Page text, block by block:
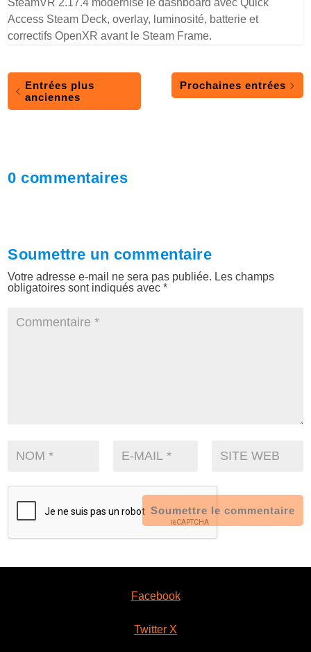
SteamVR 2.17.4 modernise le dashboard avec Quick
Access Steam Deck, overlay, luminosité, batterie et
correctifs OpenXR avant le Steam Frame.
Entrées plus
anciennes
Prochaines entrées
0 commentaires
Soumettre un commentaire
Votre adresse e-mail ne sera pas publiée. Les champs
obligatoires sont indiqués avec*
Soumettre le commentaire
Facebook
Twitter X